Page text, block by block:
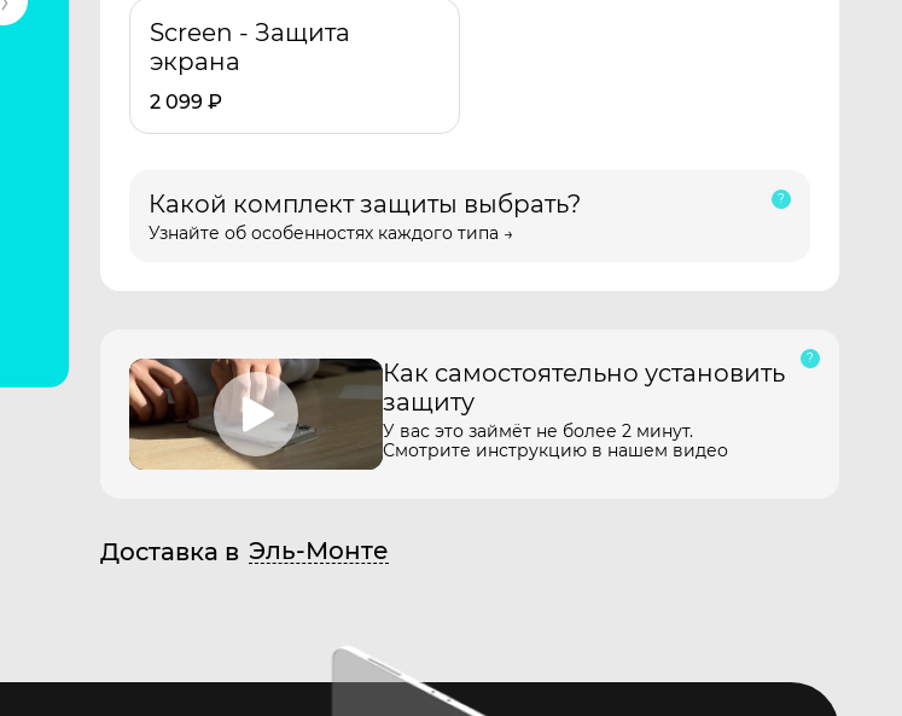
Screen - Защита
экрана
2 099 ₽
Какой комплект защиты выбрать?
Узнайте об особенностях каждого типа →
Как самостоятельно установить
защиту
У вас это займёт не более 2 минут.
Смотрите инструкцию в нашем видео
Доставка в Эль-Монте